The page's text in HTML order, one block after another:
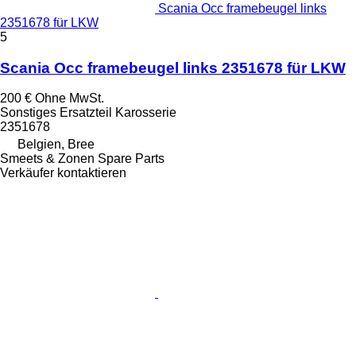
Scania Occ framebeugel links
2351678 für LKW
5
Scania Occ framebeugel links 2351678 für LKW
200 € Ohne MwSt.
Sonstiges Ersatzteil Karosserie
2351678
Belgien, Bree
Smeets & Zonen Spare Parts
Verkäufer kontaktieren